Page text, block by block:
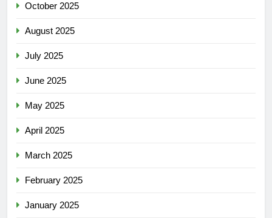
October 2025
August 2025
July 2025
June 2025
May 2025
April 2025
March 2025
February 2025
January 2025